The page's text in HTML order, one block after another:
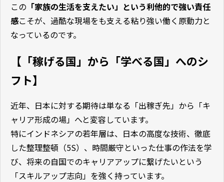
この 「家族の生活を支えたい」という利他的で強い責任
感こそが、過酷な現場をも支える粘り強い働く原動力と
なっているのです。
【「稼げる国」から「学べる国」へのシ
フト】
近年、日本に対する期待は単なる「出稼ぎ先」から「キ
ャリア形成の場」へと変容しています。
特にインドネシアの若年層は、日本の高度な技術、徹底
した整理整頓（5S）、時間厳守といった仕事の作法を学
び、将来の自国でのキャリアアップに繋げたいという
「スキルアップ志向」を強く持っています。